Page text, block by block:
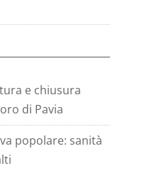
e chiusura
di Pavia
popolare: sanità